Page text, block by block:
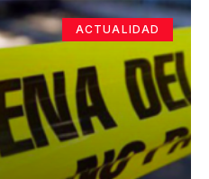
ACTUALIDAD